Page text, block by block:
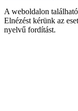
A weboldalon
Elnézést kérünk az
nyelvű fordítást.